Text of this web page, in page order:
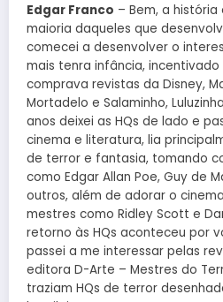
Edgar Franco – Bem, a
maioria daqueles que
comecei a desenvolver o
mais tenra infância,
comprava revistas da Disney,
Mortadelo e Salaminho,
anos deixei as HQs de lado e
cinema e literatura, lia
de terror e fantasia, tomando
como Edgar Allan Poe, Guy de
outros, além de adorar o
mestres como Ridley Scott e
retorno às HQs aconteceu por
passei a me interessar pelas
editora D-Arte – Mestres do
traziam HQs de terror